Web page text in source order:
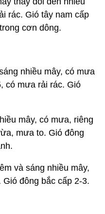
rác. Gió tây nam cấp
cơn dông.
nhiều mây, có mưa
có mưa rải rác. Gió
mây, có mưa, riêng
mưa to. Gió đông
và sáng nhiều mây,
đông bắc cấp 2-3.